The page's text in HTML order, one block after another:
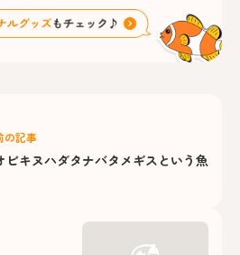
の記事
ビキヌハダタナバタメギスという魚